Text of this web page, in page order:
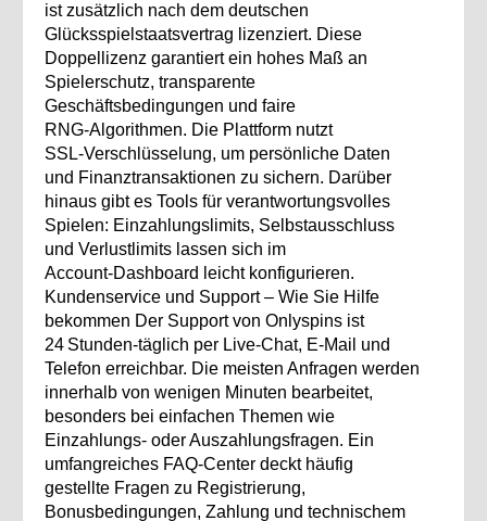
ist zusätzlich nach dem deutschen
Glücksspielstaatsvertrag lizenziert. Diese
Doppel­lizenz garantiert ein hohes Maß an
Spielerschutz, transparente
Geschäftsbedingungen und faire
RNG‑Algorithmen. Die Plattform nutzt
SSL‑Verschlüsselung, um persönliche Daten
und Finanztransaktionen zu sichern. Darüber
hinaus gibt es Tools für verantwortungsvolles
Spielen: Einzahlungslimits, Selbstausschluss
und Verlustlimits lassen sich im
Account‑Dashboard leicht konfigurieren.
Kundenservice und Support – Wie Sie Hilfe
bekommen Der Support von Onlyspins ist
24 Stunden‑täglich per Live‑Chat, E‑Mail und
Telefon erreichbar. Die meisten Anfragen werden
innerhalb von wenigen Minuten bearbeitet,
besonders bei einfachen Themen wie
Einzahlungs‑ oder Auszahlungsfragen. Ein
umfangreiches FAQ‑Center deckt häufig
gestellte Fragen zu Registrierung,
Bonusbedingungen, Zahlung und technischem